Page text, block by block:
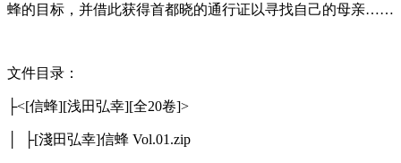
蜂的目标，并借此获得首都晓的通行证以寻找自己的母亲……
文件目录：
├<[信蜂][浅田弘幸][全20卷]>
│ ├[淺田弘幸]信蜂 Vol.01.zip